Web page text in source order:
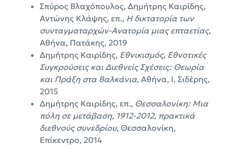
Σπύρος Βλαχόπουλος, Δημήτρης Καιρίδης,
Αντώνης Κλάψης, επ., Η δικτατορία των
συνταγματαρχών-Ανατομία μιας επταετίας,
Αθήνα, Πατάκης, 2019
Δημήτρης Καιρίδης, Εθνικισμός, Εθνοτικές
Συγκρούσεις και Διεθνείς Σχέσεις: Θεωρία
και Πράξη στα Βαλκάνια, Αθήνα, Ι. Σιδέρης,
2015
Δημήτρης Καιρίδης, επ., Θεσσαλονίκη: Μια
πόλη σε μετάβαση, 1912-2012, πρακτικά
διεθνούς συνεδρίου, Θεσσαλονίκη,
Επίκεντρο, 2014